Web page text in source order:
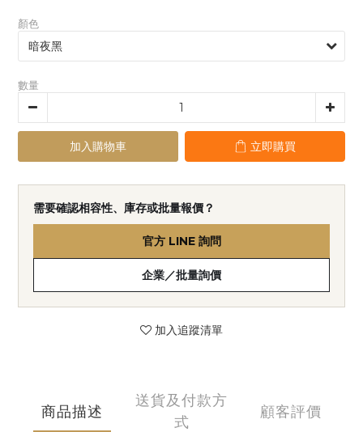
顏色
數量
加入購物車 立即購買
需要確認相容性、庫存或批量報價？
官方 LINE 詢問
企業／批量詢價
加入追蹤清單
商品描述
送貨及付款方
式
顧客評價